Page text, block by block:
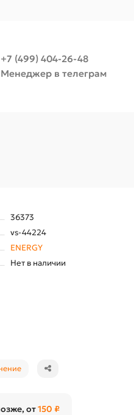
+7 (499) 404-26-48
Менеджер в телеграм
36373
vs-44224
ENERGY
Нет в наличии
от150 ₽